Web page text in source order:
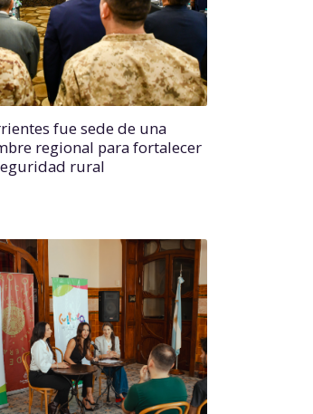
fue sede de una
regional para fortalecer
rural